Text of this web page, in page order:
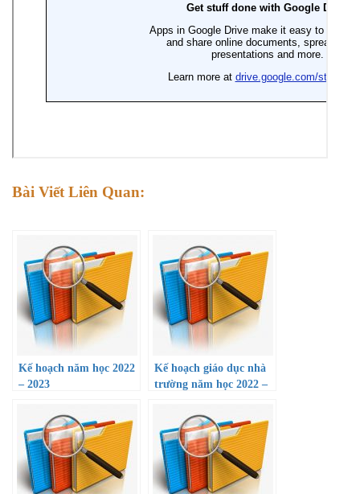
Bài Viết Liên Quan:
Kế hoạch năm học 2022
– 2023
Kế hoạch giáo dục nhà
trường năm học 2022 –